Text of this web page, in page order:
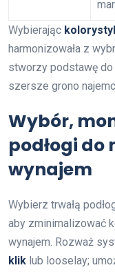
Wybierając
harmonizowała z
stworzy podstawę
szersze grono
Wybór,
podłogi do
wynajem
Wybierz trwałą
aby zminimalizować
wynajem. Rozważ
klik lub looselay;